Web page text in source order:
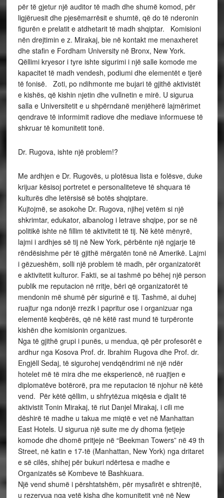
për të gjetur një auditor të madh dhe shumë komod, për
ligjëruesit dhe pjesëmarrësit e shumtë, që do të nderonin
figurën e prelatit e atdhetarit të madh shqiptar. Komisioni
nën drejtimin e z. Mirakaj, bie në kontakt me menaxheret
dhe stafin e Fordham University në Bronx, New York.
Qëllimi kryesor i tyre ishte sigurimi i një salle komode me
kapacitet të madh vendesh, podiumi dhe elementët e tjerë
të fonisë. Zoti, po ndihmonte me bujari të gjithë aktivistët
e kishës, që kishin njetin dhe vullnetin e mirë. U sigurua
salla e Universitetit e u shpërndanë menjëherë lajmërimet
qendrave të informimit radiove dhe mediave informuese të
shkruar të komunitetit tonë.
Dr. Rugova, ishte një problem!?
Me ardhjen e Dr. Rugovës, u plotësua lista e folësve, duke
krijuar kësisoj portretet e personaliteteve të shquara të
kulturës dhe letërsisë së botës shqiptare.
Kujtojmë, se asokohe Dr. Rugova, njihej vetëm si një
shkrimtar, edukator, albanolog i letrave shqipe, por se në
politikë ishte në fillim të aktivitetit të tij. Në këtë mënyrë,
lajmi i ardhjes së tij në New York, përbënte një ngjarje të
rëndësishme për të gjithë mërgatën tonë në Amerikë. Lajmi
i gëzueshëm, solli një problem të madh, për organizatorët
e aktivitetit kulturor. Fakti, se ai tashmë po bëhej një person
publik me reputacion në rritje, bëri që organizatorët të
mendonin më shumë për sigurinë e tij. Tashmë, ai duhej
ruajtur nga ndonjë rrezik i papritur ose i organizuar nga
elementë keqbërës, që në këtë rast mund të turpëronte
kishën dhe komisionin organizues.
Nga të gjithë grupi i punës, u mendua, që për profesorët e
ardhur nga Kosova Prof. dr. Ibrahim Rugova dhe Prof. dr.
Engjëll Sedaj, të sigurohej vendqëndrimi në një ndër
hotelet më të mira dhe me eksperiencë, në ruajtjen e
diplomatëve botërorë, pra me reputacion të njohur në këtë
vend. Për këtë qëllim, u shfrytëzua miqësia e djalit të
aktivistit Tonin Mirakaj, të riut Danjel Mirakaj, i cili me
dëshirë të madhe u takua me miqtë e vet në Manhattan
East Hotels. U sigurua një suite me dy dhoma fjetjeje
komode dhe dhomë pritjeje në “Beekman Towers” në 49 th
Street, në katin e 17-të (Manhattan, New York) nga dritaret
e së cilës, shihej për bukuri ndërtesa e madhe e
Organizatës së Kombeve të Bashkuara.
Një vend shumë i përshtatshëm, për mysafirët e shtrenjtë,
u rezervua nga vetë kisha dhe komunitetit ynë në New